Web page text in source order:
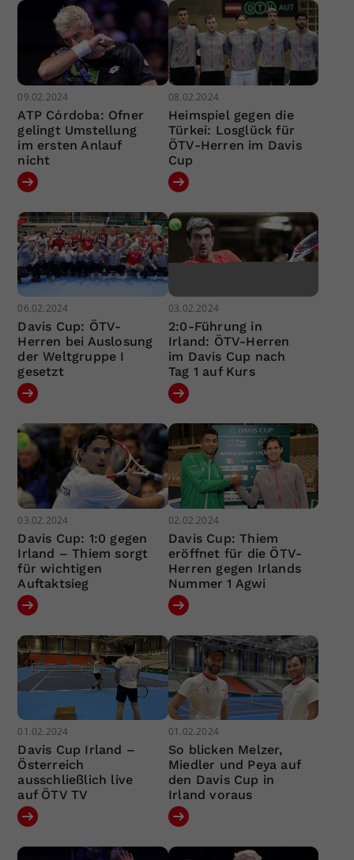
09.02.2024
ATP Córdoba: Ofner
gelingt Umstellung
im ersten Anlauf
nicht
08.02.2024
Heimspiel gegen die
Türkei: Losglück für
ÖTV-Herren im Davis
Cup
06.02.2024
Davis Cup: ÖTV-
Herren bei Auslosung
der Weltgruppe I
gesetzt
03.02.2024
2:0-Führung in
Irland: ÖTV-Herren
im Davis Cup nach
Tag 1 auf Kurs
03.02.2024
Davis Cup: 1:0 gegen
Irland – Thiem sorgt
für wichtigen
Auftaktsieg
02.02.2024
Davis Cup: Thiem
eröffnet für die ÖTV-
Herren gegen Irlands
Nummer 1 Agwi
01.02.2024
Davis Cup Irland –
Österreich
ausschließlich live
auf ÖTV TV
01.02.2024
So blicken Melzer,
Miedler und Peya auf
den Davis Cup in
Irland voraus